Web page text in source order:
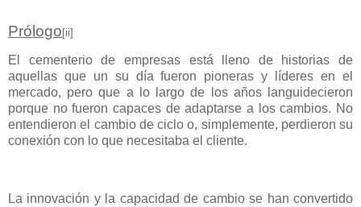
Prólogo[ii]
El cementerio de empresas está lleno de historias de
aquellas que un su día fueron pioneras y líderes en el
mercado, pero que a lo largo de los años languidecieron
porque no fueron capaces de adaptarse a los cambios. No
entendieron el cambio de ciclo o, simplemente, perdieron su
conexión con lo que necesitaba el cliente.
La innovación y la capacidad de cambio se han convertido